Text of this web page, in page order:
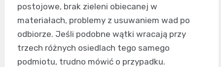
postojowe, brak zieleni obiecanej w
materiałach, problemy z usuwaniem wad po
odbiorze. Jeśli podobne wątki wracają przy
trzech różnych osiedlach tego samego
podmiotu, trudno mówić o przypadku.